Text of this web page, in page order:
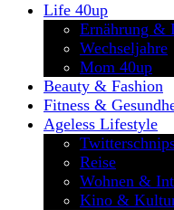
Life 40up
Ernährung &
Wechseljahre
Mom 40up
Beauty & Fashion
Fitness &
Ageless Lifestyle
Reise
Wohnen &
Kino &